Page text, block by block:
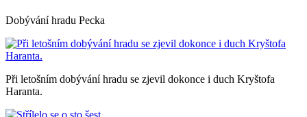
Dobývání hradu Pecka
Při letošním dobývání hradu se zjevil dokonce i duch Kryštofa
Haranta.